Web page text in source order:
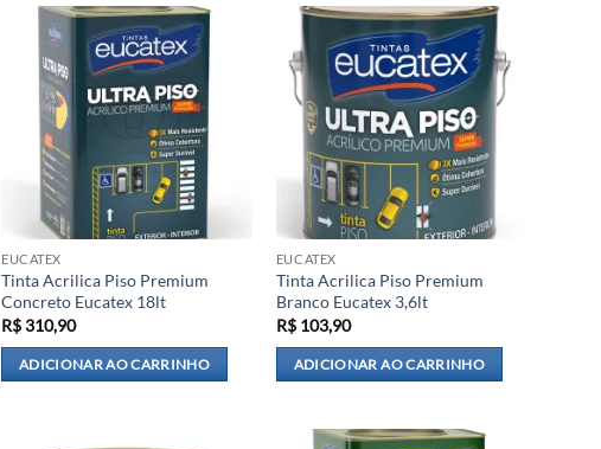
EUCATEX
Tinta Acrilica Piso Premium
Concreto Eucatex 18lt
R$310,90
ADICIONAR AO CARRINHO
EUCATEX
Tinta Acrilica Piso Premium
Branco Eucatex 3,6lt
R$103,90
ADICIONAR AO CARRINHO